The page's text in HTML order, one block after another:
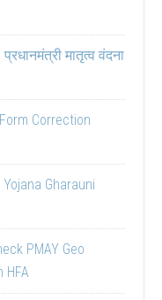
मातृत्व वंदना
Correction
Gharauni
PMAY Geo
HFA